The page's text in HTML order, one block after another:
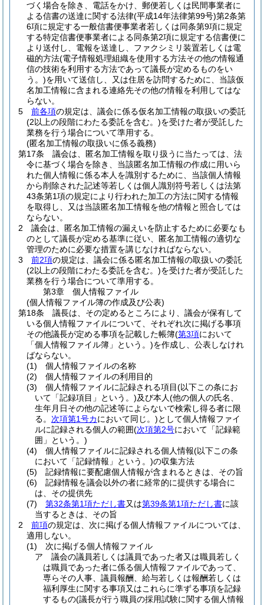
づく場合を除き、電話をかけ、郵便若しくは民間事業者に
よる信書の送達に関する法律(平成14年法律第99号)第2条第
6項に規定する一般信書便事業者若しくは同条第9項に規定
する特定信書便事業者による同条第2項に規定する信書便に
より送付し、電報を送達し、ファクシミリ装置若しくは電
磁的方法(電子情報処理組織を使用する方法その他の情報通
信の技術を利用する方法であって議長が定めるものをい
う。)を用いて送信し、又は住居を訪問するために、当該仮
名加工情報に含まれる連絡先その他の情報を利用してはな
らない。
5
前各項の規定は、議会に係る仮名加工情報の取扱いの委託
(2以上の段階にわたる委託を含む。)を受けた者が受託した
業務を行う場合について準用する。
(匿名加工情報の取扱いに係る義務)
第17条
議会は、匿名加工情報を取り扱うに当たっては、法
令に基づく場合を除き、当該匿名加工情報の作成に用いら
れた個人情報に係る本人を識別するために、当該個人情報
から削除された記述等若しくは個人識別符号若しくは法第
43条第1項の規定により行われた加工の方法に関する情報
を取得し、又は当該匿名加工情報を他の情報と照合しては
ならない。
2
議会は、匿名加工情報の漏えいを防止するために必要なも
のとして議長が定める基準に従い、匿名加工情報の適切な
管理のために必要な措置を講じなければならない。
3
前2項の規定は、議会に係る匿名加工情報の取扱いの委託
(2以上の段階にわたる委託を含む。)を受けた者が受託した
業務を行う場合について準用する。
第3章
個人情報ファイル
(個人情報ファイル簿の作成及び公表)
第18条
議長は、その定めるところにより、議会が保有して
いる個人情報ファイルについて、それぞれ次に掲げる事項
その他議長が定める事項を記載した帳簿(第3項において
「個人情報ファイル簿」という。)を作成し、公表しなけれ
ばならない。
(1)
個人情報ファイルの名称
(2)
個人情報ファイルの利用目的
(3)
個人情報ファイルに記録される項目(以下この条にお
いて「記録項目」という。)及び本人(他の個人の氏名、
生年月日その他の記述等によらないで検索し得る者に限
る。 次項第1号カにおいて同じ。)として個人情報ファイ
ルに記録される個人の範囲(次項第2号において「記録範
囲」という。)
(4)
個人情報ファイルに記録される個人情報(以下この条
において「記録情報」という。)の収集方法
(5)
記録情報に要配慮個人情報が含まれるときは、その旨
(6)
記録情報を議会以外の者に経常的に提供する場合に
は、その提供先
(7)
第32条第1項ただし書又は第39条第1項ただし書に該
当するときは、その旨
2
前項の規定は、次に掲げる個人情報ファイルについては、
適用しない。
(1)
次に掲げる個人情報ファイル
ア
議会の議員若しくは議員であった者又は職員若しく
は職員であった者に係る個人情報ファイルであって、
専らその人事、議員報酬、給与若しくは報酬若しくは
福利厚生に関する事項又はこれらに準ずる事項を記録
するもの(議長が行う職員の採用試験に関する個人情報